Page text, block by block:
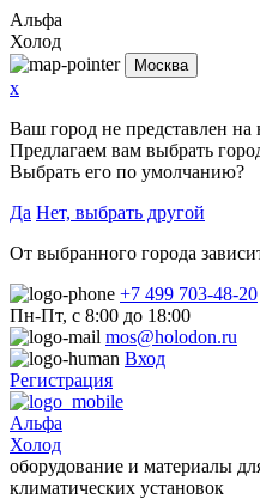
Альфа
Холод
Москва
x
Ваш город не представлен на
Предлагаем вам выбрать
Выбрать его по умолчанию?
Да Нет, выбрать другой
От выбранного города
+7 499 703-48-20
Пн-Пт, с 8:00 до 18:00
mos@holodon.ru
Вход
Регистрация
Альфа
Холод
оборудование и материалы
климатических установок